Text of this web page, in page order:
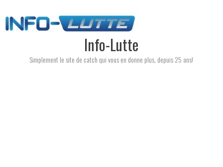
to
content
Info-Lutte
Simplement le site de catch qui vous en donne plus, depuis 25 ans!